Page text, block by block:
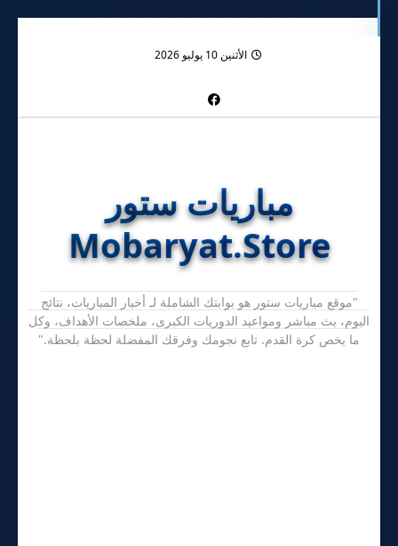
الأثنين 10 يوليو 2026
مباريات ستور
Mobaryat.Store
"موقع مباريات ستور هو بوابتك الشاملة لـ أخبار المباريات، نتائج
اليوم، بث مباشر ومواعيد الدوريات الكبرى، ملخصات الأهداف، وكل
ما يخص كرة القدم. تابع نجومك وفرقك المفضلة لحظة بلحظة."